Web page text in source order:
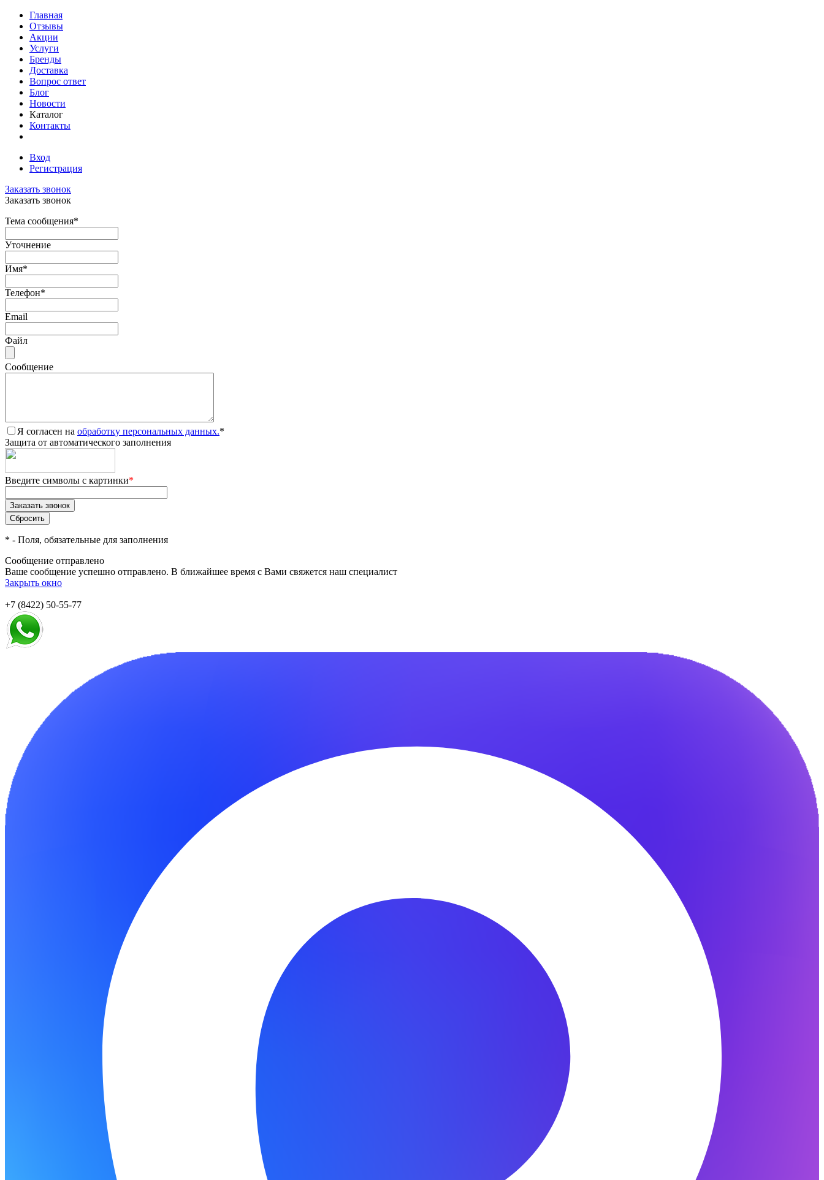
Главная
Отзывы
Акции
Услуги
Бренды
Доставка
Вопрос ответ
Блог
Новости
Каталог
Контакты
Вход
Регистрация
Заказать звонок
Заказать звонок
Тема сообщения*
Уточнение
Имя*
Телефон*
Email
Файл
Сообщение
Я согласен на обработку персональных данных.*
Защита от автоматического заполнения
Введите символы с картинки*
* - Поля, обязательные для заполнения
Сообщение отправлено
Ваше сообщение успешно отправлено. В ближайшее время с Вами свяжется наш специалист
Закрыть окно
+7 (8422) 50-55-77